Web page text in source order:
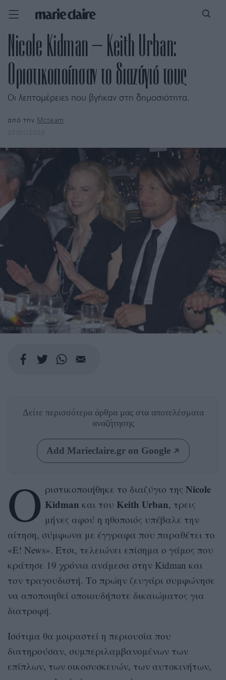
Nicole Kidman – Keith Urban:
Οριστικοποίησαν το διαζύγιό τους
Οι λεπτομέρειες που βγήκαν στη δημοσιότητα.
από την Mcteam
PHOTO BY KEVIN MAZUR/WIREIMAGE
Δείτε περισσότερα άρθρα μας στα αποτελέσματα
αναζήτησης
Add Marieclaire.gr on Google
Ο ριστικοποιήθηκε το διαζύγιο της Nicole
Kidman και του Keith Urban, τρεις
μήνες αφού η ηθοποιός υπέβαλε την
αίτηση, σύμφωνα με έγγραφα που παραθέτει το
«E! News». Έτσι, τελειώνει επίσημα ο γάμος που
κράτησε 19 χρόνια ανάμεσα στην Kidman και
τον τραγουδιστή. Το πρώην ζευγάρι συμφώνησε
να αποποιηθεί οποιουδήποτε δικαιώματος για
διατροφή.
Ισότιμα θα μοιραστεί η περιουσία που
διατηρούσαν, συμπεριλαμβανομένων των
επίπλων, των οικοσυσκευών, των αυτοκινήτων,